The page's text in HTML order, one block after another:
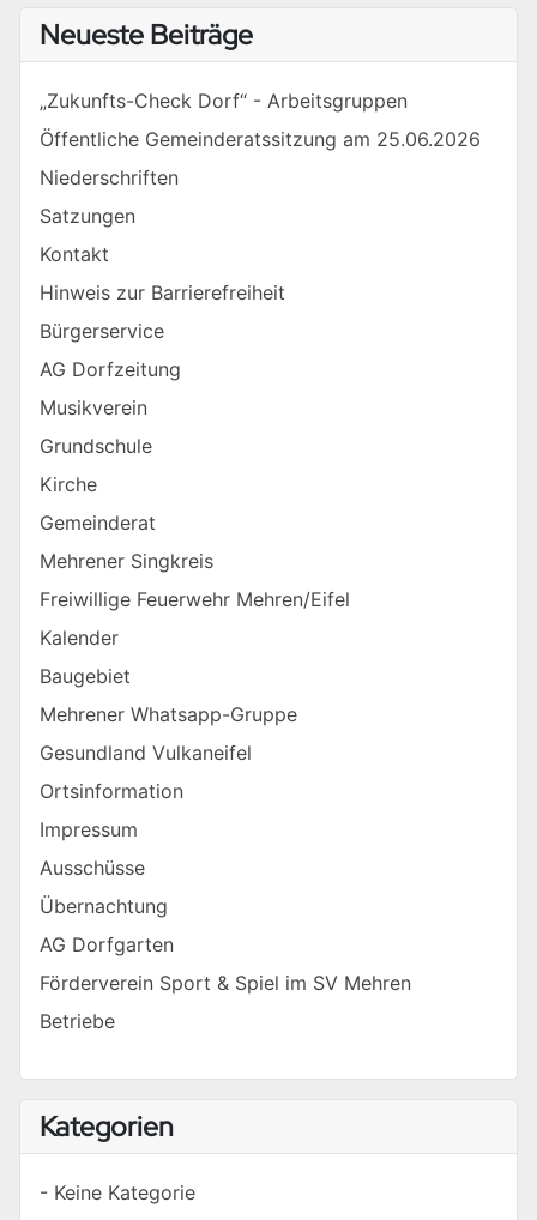
Neueste Beiträge
„Zukunfts-Check Dorf“ - Arbeitsgruppen
Öffentliche Gemeinderatssitzung am 25.06.2026
Niederschriften
Satzungen
Kontakt
Hinweis zur Barrierefreiheit
Bürgerservice
AG Dorfzeitung
Musikverein
Grundschule
Kirche
Gemeinderat
Mehrener Singkreis
Freiwillige Feuerwehr Mehren/Eifel
Kalender
Baugebiet
Mehrener Whatsapp-Gruppe
Gesundland Vulkaneifel
Ortsinformation
Impressum
Ausschüsse
Übernachtung
AG Dorfgarten
Förderverein Sport & Spiel im SV Mehren
Betriebe
Kategorien
- Keine Kategorie